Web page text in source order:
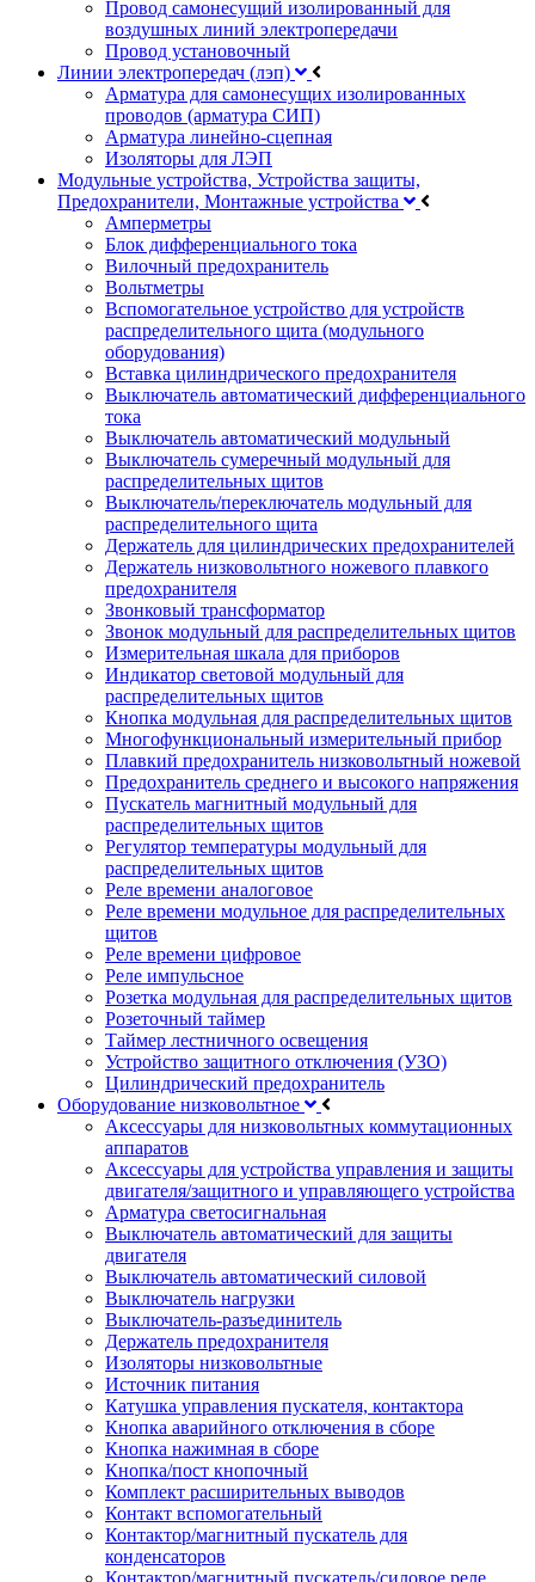
Провод самонесущий изолированный для
воздушных линий электропередачи
Провод установочный
Линии электропередач (лэп)
Арматура для самонесущих изолированных
проводов (арматура СИП)
Арматура линейно-сцепная
Изоляторы для ЛЭП
Модульные устройства, Устройства защиты,
Предохранители, Монтажные устройства
Амперметры
Блок дифференциального тока
Вилочный предохранитель
Вольтметры
Вспомогательное устройство для устройств
распределительного щита (модульного
оборудования)
Вставка цилиндрического предохранителя
Выключатель автоматический дифференциального
тока
Выключатель автоматический модульный
Выключатель сумеречный модульный для
распределительных щитов
Выключатель/переключатель модульный для
распределительного щита
Держатель для цилиндрических предохранителей
Держатель низковольтного ножевого плавкого
предохранителя
Звонковый трансформатор
Звонок модульный для распределительных щитов
Измерительная шкала для приборов
Индикатор световой модульный для
распределительных щитов
Кнопка модульная для распределительных щитов
Многофункциональный измерительный прибор
Плавкий предохранитель низковольтный ножевой
Предохранитель среднего и высокого напряжения
Пускатель магнитный модульный для
распределительных щитов
Регулятор температуры модульный для
распределительных щитов
Реле времени аналоговое
Реле времени модульное для распределительных
щитов
Реле времени цифровое
Реле импульсное
Розетка модульная для распределительных щитов
Розеточный таймер
Таймер лестничного освещения
Устройство защитного отключения (УЗО)
Цилиндрический предохранитель
Оборудование низковольтное
Аксессуары для низковольтных коммутационных
аппаратов
Аксессуары для устройства управления и защиты
двигателя/защитного и управляющего устройства
Арматура светосигнальная
Выключатель автоматический для защиты
двигателя
Выключатель автоматический силовой
Выключатель нагрузки
Выключатель-разъединитель
Держатель предохранителя
Изоляторы низковольтные
Источник питания
Катушка управления пускателя, контактора
Кнопка аварийного отключения в сборе
Кнопка нажимная в сборе
Кнопка/пост кнопочный
Комплект расширительных выводов
Контакт вспомогательный
Контактор/магнитный пускатель для
конденсаторов
Контактор/магнитный пускатель/силовое реле